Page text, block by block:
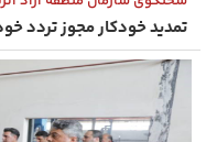
تمدید خودكار مجوز تردد